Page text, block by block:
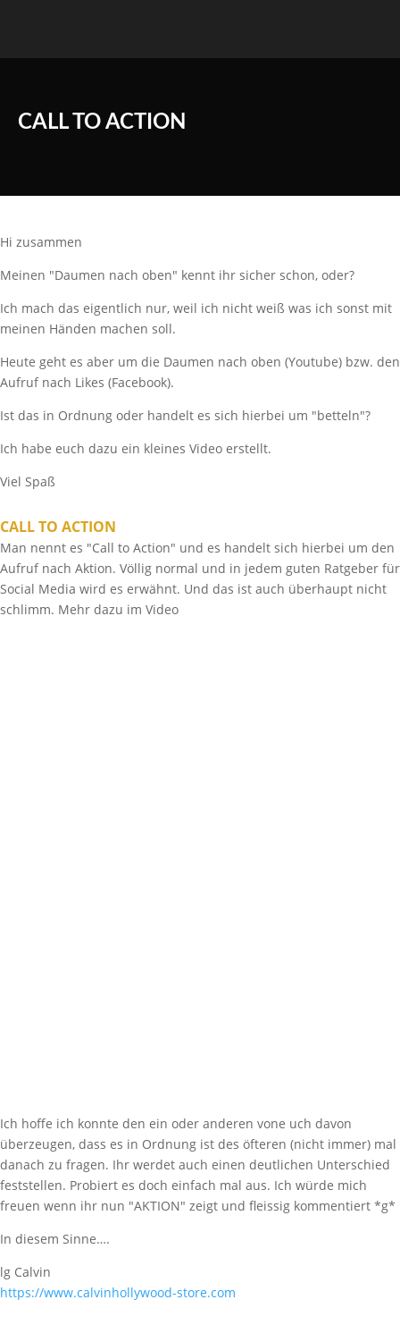
CALL TO ACTION
Hi zusammen
Meinen "Daumen nach oben" kennt ihr sicher schon, oder?
Ich mach das eigentlich nur, weil ich nicht weiß was ich sonst mit
meinen Händen machen soll.
Heute geht es aber um die Daumen nach oben (Youtube) bzw. den
Aufruf nach Likes (Facebook).
Ist das in Ordnung oder handelt es sich hierbei um "betteln"?
Ich habe euch dazu ein kleines Video erstellt.
Viel Spaß
CALL TO ACTION
Man nennt es "Call to Action" und es handelt sich hierbei um den
Aufruf nach Aktion. Völlig normal und in jedem guten Ratgeber für
Social Media wird es erwähnt. Und das ist auch überhaupt nicht
schlimm. Mehr dazu im Video
Ich hoffe ich konnte den ein oder anderen vone uch davon
überzeugen, dass es in Ordnung ist des öfteren (nicht immer) mal
danach zu fragen. Ihr werdet auch einen deutlichen Unterschied
feststellen. Probiert es doch einfach mal aus. Ich würde mich
freuen wenn ihr nun "AKTION" zeigt und fleissig kommentiert *g*
In diesem Sinne….
lg Calvin
https://​www.calvinhollywood-store.com